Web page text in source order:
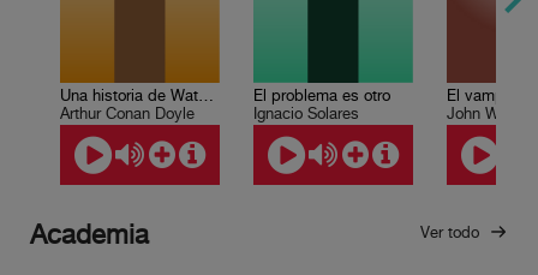
Una historia de Waterloo
Arthur Conan Doyle
El problema es otro
Ignacio Solares
El vampiro
John
Academia Ver todo